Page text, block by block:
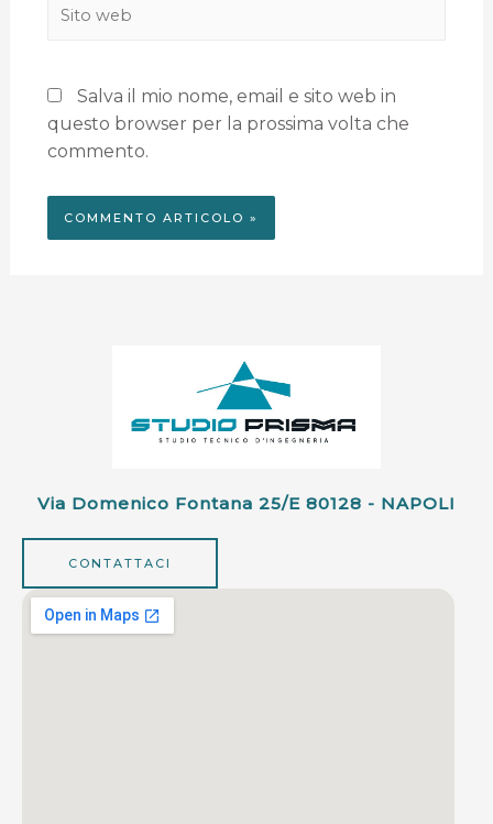
Salva il mio nome, email e sito web in
questo browser per la prossima volta che
commento.
Via Domenico Fontana 25/e 80128 - NAPOLI
CONTATTACI